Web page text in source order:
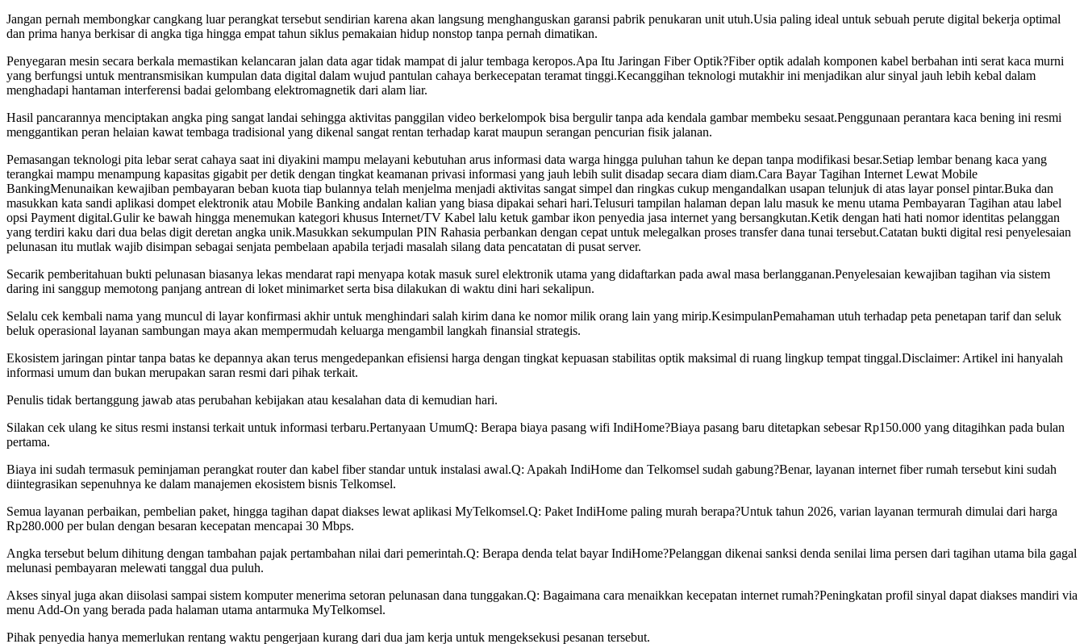
Jangan pernah membongkar cangkang luar perangkat tersebut sendirian karena akan langsung menghanguskan garansi pabrik penukaran unit utuh.Usia paling ideal untuk sebuah perute digital bekerja optimal
dan prima hanya berkisar di angka tiga hingga empat tahun siklus pemakaian hidup nonstop tanpa pernah dimatikan.
Penyegaran mesin secara berkala memastikan kelancaran jalan data agar tidak mampat di jalur tembaga keropos.Apa Itu Jaringan Fiber Optik?Fiber optik adalah komponen kabel berbahan inti serat kaca murni
yang berfungsi untuk mentransmisikan kumpulan data digital dalam wujud pantulan cahaya berkecepatan teramat tinggi.Kecanggihan teknologi mutakhir ini menjadikan alur sinyal jauh lebih kebal dalam
menghadapi hantaman interferensi badai gelombang elektromagnetik dari alam liar.
Hasil pancarannya menciptakan angka ping sangat landai sehingga aktivitas panggilan video berkelompok bisa bergulir tanpa ada kendala gambar membeku sesaat.Penggunaan perantara kaca bening ini resmi
menggantikan peran helaian kawat tembaga tradisional yang dikenal sangat rentan terhadap karat maupun serangan pencurian fisik jalanan.
Pemasangan teknologi pita lebar serat cahaya saat ini diyakini mampu melayani kebutuhan arus informasi data warga hingga puluhan tahun ke depan tanpa modifikasi besar.Setiap lembar benang kaca yang
terangkai mampu menampung kapasitas gigabit per detik dengan tingkat keamanan privasi informasi yang jauh lebih sulit disadap secara diam diam.Cara Bayar Tagihan Internet Lewat Mobile
BankingMenunaikan kewajiban pembayaran beban kuota tiap bulannya telah menjelma menjadi aktivitas sangat simpel dan ringkas cukup mengandalkan usapan telunjuk di atas layar ponsel pintar.Buka dan
masukkan kata sandi aplikasi dompet elektronik atau Mobile Banking andalan kalian yang biasa dipakai sehari hari.Telusuri tampilan halaman depan lalu masuk ke menu utama Pembayaran Tagihan atau label
opsi Payment digital.Gulir ke bawah hingga menemukan kategori khusus Internet/TV Kabel lalu ketuk gambar ikon penyedia jasa internet yang bersangkutan.Ketik dengan hati hati nomor identitas pelanggan
yang terdiri kaku dari dua belas digit deretan angka unik.Masukkan sekumpulan PIN Rahasia perbankan dengan cepat untuk melegalkan proses transfer dana tunai tersebut.Catatan bukti digital resi penyelesaian
pelunasan itu mutlak wajib disimpan sebagai senjata pembelaan apabila terjadi masalah silang data pencatatan di pusat server.
Secarik pemberitahuan bukti pelunasan biasanya lekas mendarat rapi menyapa kotak masuk surel elektronik utama yang didaftarkan pada awal masa berlangganan.Penyelesaian kewajiban tagihan via sistem
daring ini sanggup memotong panjang antrean di loket minimarket serta bisa dilakukan di waktu dini hari sekalipun.
Selalu cek kembali nama yang muncul di layar konfirmasi akhir untuk menghindari salah kirim dana ke nomor milik orang lain yang mirip.KesimpulanPemahaman utuh terhadap peta penetapan tarif dan seluk
beluk operasional layanan sambungan maya akan mempermudah keluarga mengambil langkah finansial strategis.
Ekosistem jaringan pintar tanpa batas ke depannya akan terus mengedepankan efisiensi harga dengan tingkat kepuasan stabilitas optik maksimal di ruang lingkup tempat tinggal.Disclaimer: Artikel ini hanyalah
informasi umum dan bukan merupakan saran resmi dari pihak terkait.
Penulis tidak bertanggung jawab atas perubahan kebijakan atau kesalahan data di kemudian hari.
Silakan cek ulang ke situs resmi instansi terkait untuk informasi terbaru.Pertanyaan UmumQ: Berapa biaya pasang wifi IndiHome?Biaya pasang baru ditetapkan sebesar Rp150.000 yang ditagihkan pada bulan
pertama.
Biaya ini sudah termasuk peminjaman perangkat router dan kabel fiber standar untuk instalasi awal.Q: Apakah IndiHome dan Telkomsel sudah gabung?Benar, layanan internet fiber rumah tersebut kini sudah
diintegrasikan sepenuhnya ke dalam manajemen ekosistem bisnis Telkomsel.
Semua layanan perbaikan, pembelian paket, hingga tagihan dapat diakses lewat aplikasi MyTelkomsel.Q: Paket IndiHome paling murah berapa?Untuk tahun 2026, varian layanan termurah dimulai dari harga
Rp280.000 per bulan dengan besaran kecepatan mencapai 30 Mbps.
Angka tersebut belum dihitung dengan tambahan pajak pertambahan nilai dari pemerintah.Q: Berapa denda telat bayar IndiHome?Pelanggan dikenai sanksi denda senilai lima persen dari tagihan utama bila gagal
melunasi pembayaran melewati tanggal dua puluh.
Akses sinyal juga akan diisolasi sampai sistem komputer menerima setoran pelunasan dana tunggakan.Q: Bagaimana cara menaikkan kecepatan internet rumah?Peningkatan profil sinyal dapat diakses mandiri via
menu Add-On yang berada pada halaman utama antarmuka MyTelkomsel.
Pihak penyedia hanya memerlukan rentang waktu pengerjaan kurang dari dua jam kerja untuk mengeksekusi pesanan tersebut.